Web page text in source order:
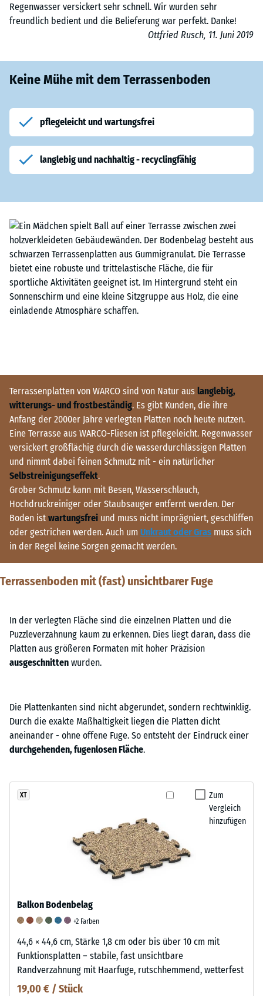
Regenwasser versickert sehr schnell. Wir wurden sehr
freundlich bedient und die Belieferung war perfekt. Danke!
Ottfried Rusch, 11. Juni 2019
Keine Mühe mit dem Terrassenboden
pflegeleicht und wartungsfrei
langlebig und nachhaltig - recyclingfähig
Terrassenplatten von WARCO sind von Natur aus langlebig,
witterungs- und frostbeständig. Es gibt Kunden, die ihre
Anfang der 2000er Jahre verlegten Platten noch heute nutzen.
Eine Terrasse aus WARCO-Fliesen ist pflegeleicht. Regenwasser
versickert großflächig durch die wasserdurchlässigen Platten
und nimmt dabei feinen Schmutz mit - ein natürlicher
Selbstreinigungseffekt.
Grober Schmutz kann mit Besen, Wasserschlauch,
Hochdruckreiniger oder Staubsauger entfernt werden. Der
Boden ist wartungsfrei und muss nicht imprägniert, geschliffen
oder gestrichen werden. Auch um Unkraut oder Gras muss sich
in der Regel keine Sorgen gemacht werden.
Terrassenboden mit (fast) unsichtbarer Fuge
In der verlegten Fläche sind die einzelnen Platten und die
Puzzleverzahnung kaum zu erkennen. Dies liegt daran, dass die
Platten aus größeren Formaten mit hoher Präzision
ausgeschnitten wurden.
Die Plattenkanten sind nicht abgerundet, sondern rechtwinklig.
Durch die exakte Maßhaltigkeit liegen die Platten dicht
aneinander - ohne offene Fuge. So entsteht der Eindruck einer
durchgehenden, fugenlosen Fläche.
Zum
Vergleich
hinzufügen
XT
Balkon Bodenbelag
+2 Farben
44,6 × 44,6 cm, Stärke 1,8 cm oder bis über 10 cm mit
Funktionsplatten – stabile, fast unsichtbare
Randverzahnung mit Haarfuge, rutschhemmend, wetterfest
19,00 € / Stück